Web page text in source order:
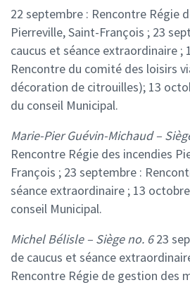
22 septembre : Rencontre Régie
Pierreville, Saint-François ; 23
caucus et séance extraordinaire ;
Rencontre du comité des loisirs
décoration de citrouilles); 13
du conseil Municipal.
Marie-Pier Guévin-Michaud –
Rencontre Régie des incendies
François ; 23 septembre :
séance extraordinaire ; 13
conseil Municipal.
Michel Bélisle – Siège no. 623
de caucus et séance
Rencontre Régie de gestion des